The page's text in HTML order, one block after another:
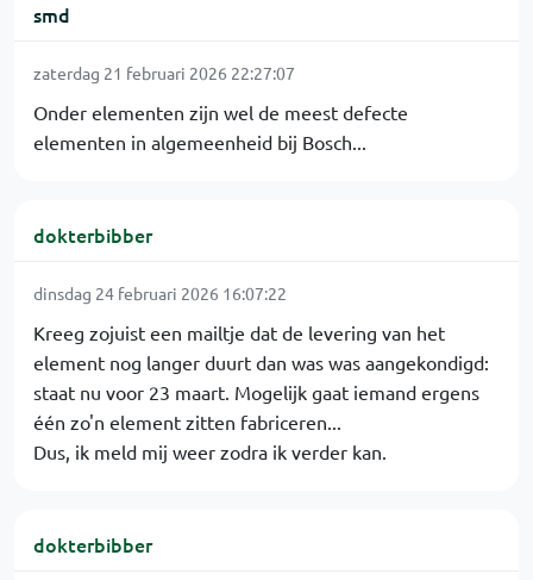
smd
zaterdag 21 februari 2026 22:27:07
Onder elementen zijn wel de meest defecte
elementen in algemeenheid bij Bosch...
dokterbibber
dinsdag 24 februari 2026 16:07:22
Kreeg zojuist een mailtje dat de levering van het
element nog langer duurt dan was was aangekondigd:
staat nu voor 23 maart. Mogelijk gaat iemand ergens
één zo'n element zitten fabriceren...
Dus, ik meld mij weer zodra ik verder kan.
dokterbibber